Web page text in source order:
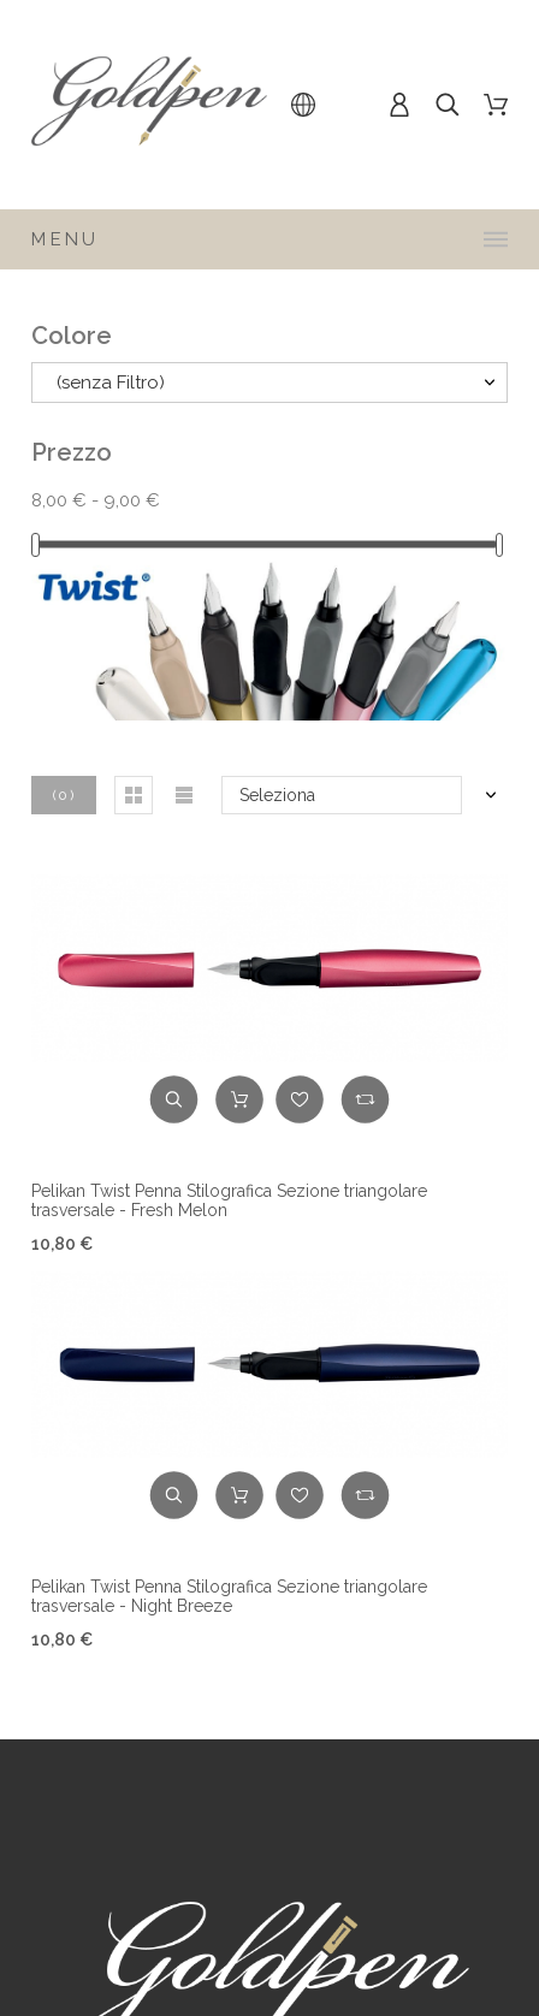
MENU
Colore
(senza Filtro)
Prezzo
8,00 € - 9,00 €
( 0 ) Seleziona
Pelikan Twist Penna Stilografica Sezione triangolare
trasversale - Fresh Melon
10,80 €
Pelikan Twist Penna Stilografica Sezione triangolare
trasversale - Night Breeze
10,80 €